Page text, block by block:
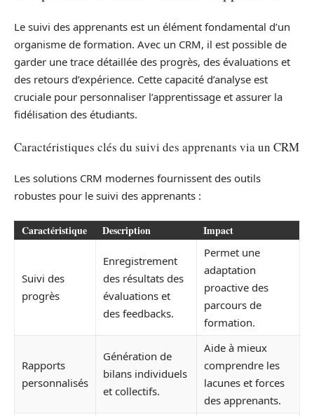
Le suivi des apprenants est un élément fondamental d’un
organisme de formation. Avec un CRM, il est possible de
garder une trace détaillée des progrès, des évaluations et
des retours d’expérience. Cette capacité d’analyse est
cruciale pour personnaliser l’apprentissage et assurer la
fidélisation des étudiants.
Caractéristiques clés du suivi des apprenants via un CRM
Les solutions CRM modernes fournissent des outils
robustes pour le suivi des apprenants :
Caractéristique Description Impact
Suivi des
progrès
Enregistrement
des résultats des
évaluations et
des feedbacks.
Permet une
adaptation
proactive des
parcours de
formation.
Rapports
personnalisés
Génération de
bilans individuels
et collectifs.
Aide à mieux
comprendre les
lacunes et forces
des apprenants.